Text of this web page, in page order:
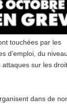
touchées par les
d’emploi, du
attaques sur les
dans de